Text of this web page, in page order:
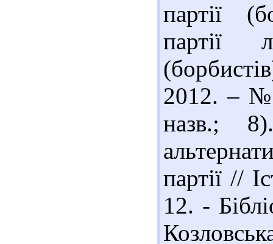
партії
партії
2012. – №
назв.;
партії //
12. -